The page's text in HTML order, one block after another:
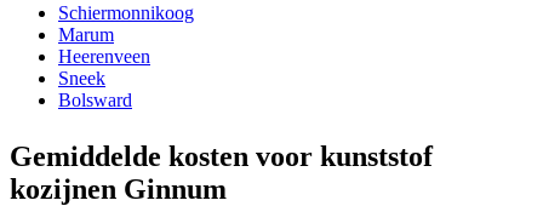
Schiermonnikoog
Marum
Heerenveen
Sneek
Bolsward
Gemiddelde kosten voor kunststof
kozijnen Ginnum